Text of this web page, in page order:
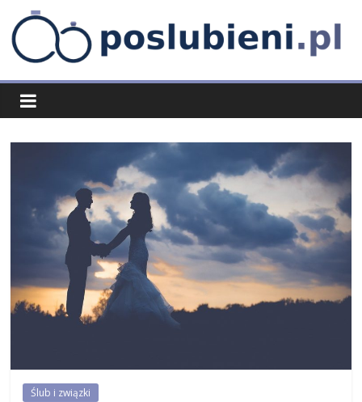
content
poslubieni.pl
Ślub i związki